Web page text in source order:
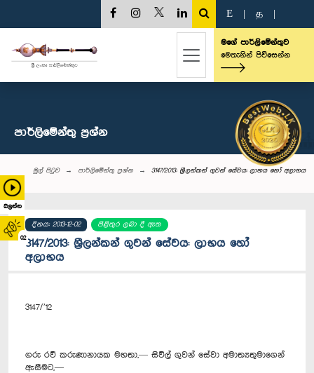
බලන්න
02
E த
මගේ පාර්ලිමේන්තුව
මෙතැනින් පිවිසෙන්න
පාර්ලි‌මේන්තු‌ ප්‍රශ්න
මුල් පිටුව පාර්ලි‌මේන්තු‌ ප්‍රශ්න 3147/2013: ශ්‍රීලන්කන් ගුවන් සේවය: ලාභය හෝ අලාභය
දිනය: 2013-12-02 පිළිතුර ලබා දී ඇත
3147/2013: ශ්‍රීලන්කන් ගුවන් සේවය: ලාභය හෝ
අලාභය
3147/’12
ගරු රවී කරුණානායක මහතා,— සිවිල් ගුවන් සේවා අමාත්‍යතුමාගෙන්
ඇසීමට,—